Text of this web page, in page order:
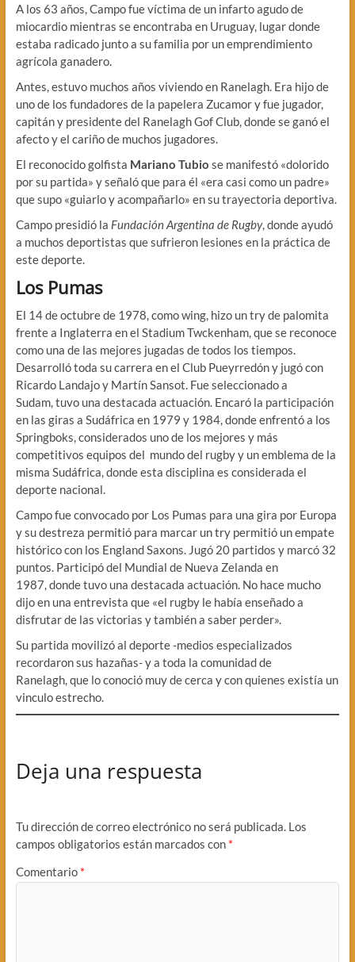
A los 63 años, Campo fue víctima de un infarto agudo de
miocardio mientras se encontraba en Uruguay, lugar donde
estaba radicado junto a su familia por un emprendimiento
agrícola ganadero.
Antes, estuvo muchos años viviendo en Ranelagh. Era hijo de
uno de los fundadores de la papelera Zucamor y fue jugador,
capitán y presidente del Ranelagh Gof Club, donde se ganó el
afecto y el cariño de muchos jugadores.
El reconocido golfista Mariano Tubio se manifestó «dolorido
por su partida» y señaló que para él «era casi como un padre»
que supo «guiarlo y acompañarlo» en su trayectoria deportiva.
Campo presidió la Fundación Argentina de Rugby, donde ayudó
a muchos deportistas que sufrieron lesiones en la práctica de
este deporte.
Los Pumas
El 14 de octubre de 1978, como wing, hizo un try de palomita
frente a Inglaterra en el Stadium Twckenham, que se reconoce
como una de las mejores jugadas de todos los tiempos.
Desarrolló toda su carrera en el Club Pueyrredón y jugó con
Ricardo Landajo y Martín Sansot. Fue seleccionado a
Sudam, tuvo una destacada actuación. Encaró la participación
en las giras a Sudáfrica en 1979 y 1984, donde enfrentó a los
Springboks, considerados uno de los mejores y más
competitivos equipos del mundo del rugby y un emblema de la
misma Sudáfrica, donde esta disciplina es considerada el
deporte nacional.
Campo fue convocado por Los Pumas para una gira por Europa
y su destreza permitió para marcar un try permitió un empate
histórico con los England Saxons. Jugó 20 partidos y marcó 32
puntos. Participó del Mundial de Nueva Zelanda en
1987, donde tuvo una destacada actuación. No hace mucho
dijo en una entrevista que «el rugby le había enseñado a
disfrutar de las victorias y también a saber perder».
Su partida movilizó al deporte -medios especializados
recordaron sus hazañas- y a toda la comunidad de
Ranelagh, que lo conoció muy de cerca y con quienes existía un
vinculo estrecho.
Deja una respuesta
Tu dirección de correo electrónico no será publicada. Los
campos obligatorios están marcados con *
Comentario *